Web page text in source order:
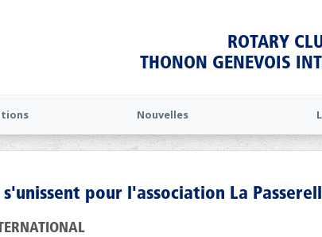
ROTARY
THONON GENEVOIS
Nouvelles
pour l'association La